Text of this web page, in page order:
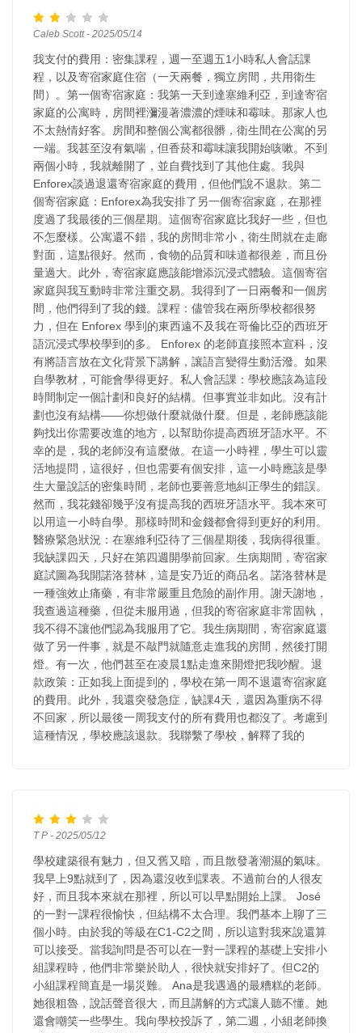
Caleb Scott - 2025/05/14
我支付的費用：密集課程，週一至週五1小時私人會話課
程，以及寄宿家庭住宿（一天兩餐，獨立房間，共用衛生
間）。第一個寄宿家庭：我第一天到達塞維利亞，到達寄宿
家庭的公寓時，房間裡瀰漫著濃濃的煙味和霉味。那家人也
不太熱情好客。房間和整個公寓都很髒，衛生間在公寓的另
一端。我甚至沒有氣喘，但香菸和霉味讓我開始咳嗽。不到
兩個小時，我就離開了，並自費找到了其他住處。我與
Enforex談過退還寄宿家庭的費用，但他們說不退款。第二
個寄宿家庭：Enforex為我安排了另一個寄宿家庭，在那裡
度過了我最後的三個星期。這個寄宿家庭比我好一些，但也
不怎麼樣。公寓還不錯，我的房間非常小，衛生間就在走廊
對面，這點很好。然而，食物的品質和味道都很差，而且份
量過大。此外，寄宿家庭應該能增添沉浸式體驗。這個寄宿
家庭與我互動時非常注重交易。我得到了一日兩餐和一個房
間，他們得到了我的錢。課程：儘管我在兩所學校都很努
力，但在 Enforex 學到的東西遠不及我在哥倫比亞的西班牙
語沉浸式學校學到的多。 Enforex 的老師直接照本宣科，沒
有將語言放在文化背景下講解，讓語言變得生動活潑。如果
自學教材，可能會學得更好。私人會話課：學校應該為這段
時間制定一個計劃和良好的結構。但事實並非如此。沒有計
劃也沒有結構——你想做什麼就做什麼。但是，老師應該能
夠找出你需要改進的地方，以幫助你提高西班牙語水平。不
幸的是，我的老師沒有這麼做。在這一小時裡，學生可以靈
活地提問，這很好，但也需要有個安排，這一小時應該是學
生大量說話的密集時間，老師也要善意地糾正學生的錯誤。
然而，我花錢卻幾乎沒有提高我的西班牙語水平。我本來可
以用這一小時自學。那樣時間和金錢都會得到更好的利用。
醫療緊急狀況：在塞維利亞待了三個星期後，我病得很重。
我缺課四天，只好在第四週開學前回家。生病期間，寄宿家
庭試圖為我開諾洛替林，這是安乃近的商品名。諾洛替林是
一種強效止痛藥，有非常嚴重且危險的副作用。謝天謝地，
我查過這種藥，但從未服用過，但我的寄宿家庭非常固執，
我不得不讓他們認為我服用了它。我生病期間，寄宿家庭還
做了另一件事，就是不敲門就隨意走進我的房間，然後打開
燈。有一次，他們甚至在凌晨1點走進來開燈把我吵醒。退
款政策：正如我上面提到的，學校在第一周不退還寄宿家庭
的費用。此外，我還突發急症，缺課4天，還因為重病不得
不回家，所以最後一周我支付的所有費用也都沒了。考慮到
這種情況，學校應該退款。我聯繫了學校，解釋了我的
T P - 2025/05/12
學校建築很有魅力，但又舊又暗，而且散發著潮濕的氣味。
我早上9點就到了，因為還沒收到課表。不過前台的人很友
好，而且我本來就在那裡，所以可以早點開始上課。 José
的一對一課程很愉快，但結構不太合理。我們基本上聊了三
個小時。由於我的等級在C1-C2之間，所以這對我來說還算
可以接受。當我詢問是否可以在一對一課程的基礎上安排小
組課程時，他們非常樂於助人，很快就安排好了。但C2的
小組課程簡直是一場災難。 Ana是我遇過的最糟糕的老師。
她很粗魯，說話聲音很大，而且講解的方式讓人聽不懂。她
還會嘲笑一些學生。我向學校投訴了，第二週，小組老師換